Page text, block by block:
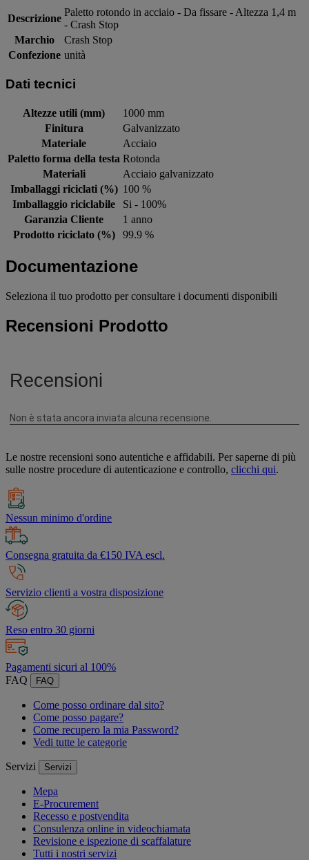
Descrizione
Paletto rotondo in acciaio - Da fissare - Altezza 1,4 m
- Crash Stop
Marchio
Crash Stop
Confezione unità
Dati tecnici
Altezze utili (mm)
1000 mm
Finitura
Galvanizzato
Materiale
Acciaio
Paletto forma della testa Rotonda
Materiali
Acciaio galvanizzato
Imballaggi riciclati (%) 100 %
Imballaggio riciclabile
Si - 100%
Garanzia Cliente
1 anno
Prodotto riciclato (%)
99.9 %
Documentazione
Seleziona il tuo prodotto per consultare i documenti disponibili
Recensioni Prodotto
Le nostre recensioni sono autentiche e affidabili. Per saperne di più
sulle nostre procedure di autenticazione e controllo, clicchi qui.
Nessun minimo d'ordine
Consegna gratuita da €150 IVA escl.
Servizio clienti a vostra disposizione
Reso entro 30 giorni
Pagamenti sicuri al 100%
FAQ
FAQ
Come posso ordinare dal sito?
Come posso pagare?
Come recupero la mia Password?
Vedi tutte le categorie
Servizi Servizi
Mepa
E-Procurement
Recesso e postvendita
Consulenza online in videochiamata
Revisione e ispezione di scaffalature
Tutti i nostri servizi